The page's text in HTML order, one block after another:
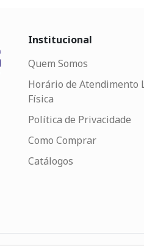
Institucional
Quem Somos
Horário de Atendimento
Física
Política de Privacidade
Como Comprar
Catálogos